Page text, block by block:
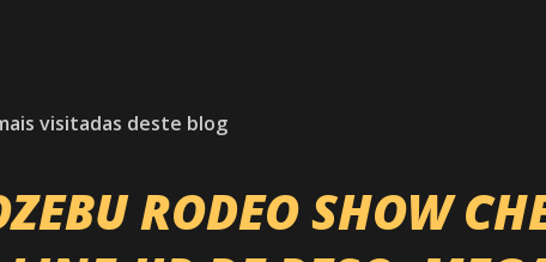
visitadas deste blog
RODEO SHOW